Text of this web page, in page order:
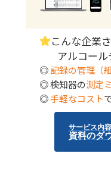
こんな企業
アルコー
◎記録の管理（
◎ 検知器の測定
◎手軽なコスト
サービス内
資料のダ